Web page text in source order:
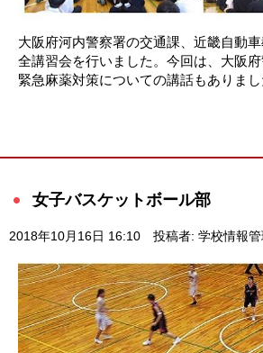
大阪府河内警察署の交通課、近畿自動
全講習会を行いました。今回は、大阪
緊急麻薬対策についての講話もありまし
女子バスケットボール部
2018年10月16日 16:10 投稿者: 学校情報